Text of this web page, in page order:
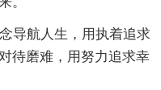
导航人生，用执着追求
待磨难，用努力追求幸